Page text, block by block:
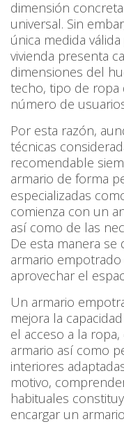
dimensión
universal. Sin
única medida
vivienda presenta
dimensiones del
techo, tipo de ropa
número de
Por esta razón,
técnicas
recomendable
armario de forma
especializadas
comienza con un
así como de las
De esta manera
armario
aprovechar el
Un armario
mejora la
el acceso a la
armario así como
interiores
motivo,
habituales
encargar un